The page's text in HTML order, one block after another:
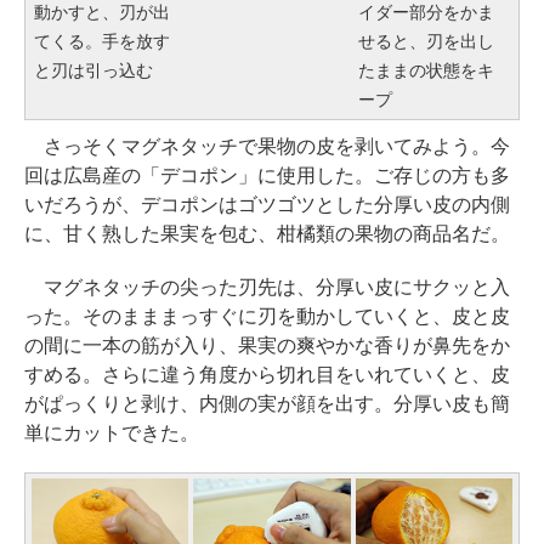
動かすと、刃が出
てくる。手を放す
と刃は引っ込む
イダー部分をかま
せると、刃を出し
たままの状態をキ
ープ
さっそくマグネタッチで果物の皮を剥いてみよう。今
回は広島産の「デコポン」に使用した。ご存じの方も多
いだろうが、デコポンはゴツゴツとした分厚い皮の内側
に、甘く熟した果実を包む、柑橘類の果物の商品名だ。
マグネタッチの尖った刃先は、分厚い皮にサクッと入
った。そのまままっすぐに刃を動かしていくと、皮と皮
の間に一本の筋が入り、果実の爽やかな香りが鼻先をか
すめる。さらに違う角度から切れ目をいれていくと、皮
がぱっくりと剥け、内側の実が顔を出す。分厚い皮も簡
単にカットできた。